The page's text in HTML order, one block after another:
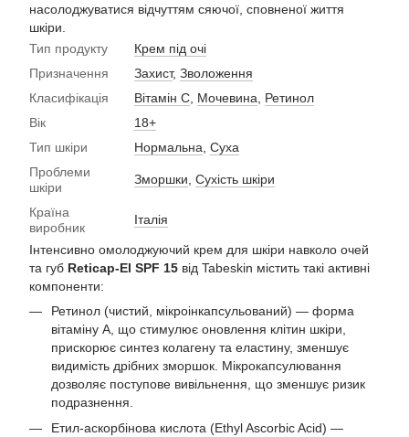
насолоджуватися відчуттям сяючої, сповненої життя
шкіри.
Тип продукту
Крем під очі
Призначення
Захист, Зволоження
Класифікація
Вітамін С Мочевина
Ретинол
Вік
18+
Тип шкіри
Нормальна Суха
Проблеми
шкіри
Зморшки Сухість шкіри
Країна
виробник
Італія
Інтенсивно омолоджуючий крем для шкіри навколо очей
та губ Reticap-El SPF 15 від Tabeskin містить такі активні
компоненти:
Ретинол (чистий, мікроінкапсульований) — форма
вітаміну A, що стимулює оновлення клітин шкіри,
прискорює синтез колагену та еластину, зменшує
видимість дрібних зморшок. Мікрокапсулювання
дозволяє поступове вивільнення, що зменшує ризик
подразнення.
Етил-аскорбінова кислота (Ethyl Ascorbic Acid) —